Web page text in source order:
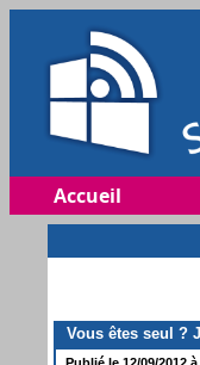
Accueil
Vous êtes seul ?